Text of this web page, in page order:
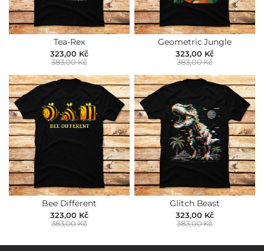
Tea-Rex
323,00 Kč
383,00 Kč
Geometric Jungle
323,00 Kč
383,00 Kč
Bee Different
323,00 Kč
383,00 Kč
Glitch Beast
323,00 Kč
383,00 Kč